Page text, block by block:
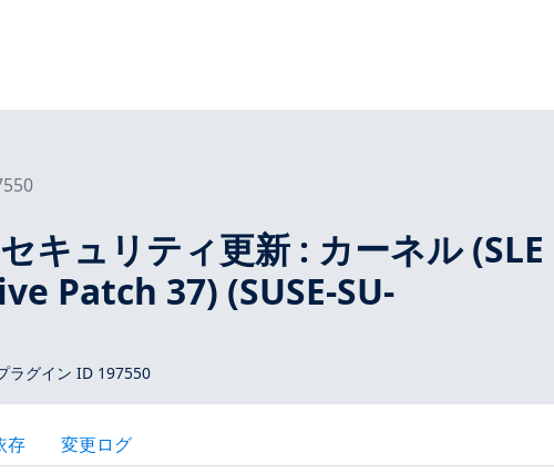
セキュリティ更新 : カーネル (SLE
Patch 37) (SUSE-SU-
ラグイン ID 197550
存 変更ログ